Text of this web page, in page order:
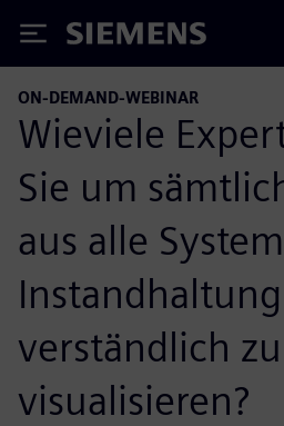
Siemens
ON-DEMAND-WEBINAR
Wieviele
Sie um
aus alle
Instandhaltung
verständlich zu
visualisieren?